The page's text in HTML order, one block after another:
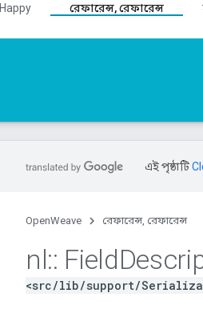
Happy রেফারেন্স, রেফারেন্স
এই পৃষ্ঠাটি
OpenWeave রেফারেন্স, রেফারেন্স
nl:: Field
<src/lib/support/